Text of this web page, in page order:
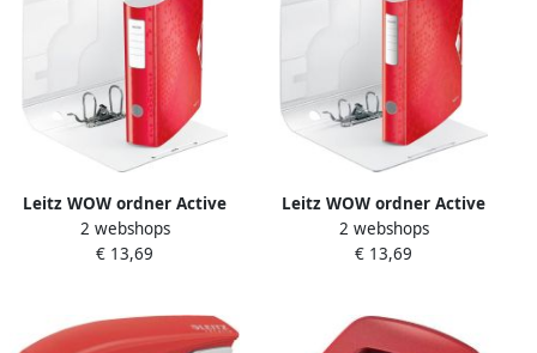
Leitz WOW ordner Active
rug van 8 2 cm rood
2 webshops
€ 13,69
Leitz WOW ordner Active
rug van 6 5 cm rood
2 webshops
€ 13,69